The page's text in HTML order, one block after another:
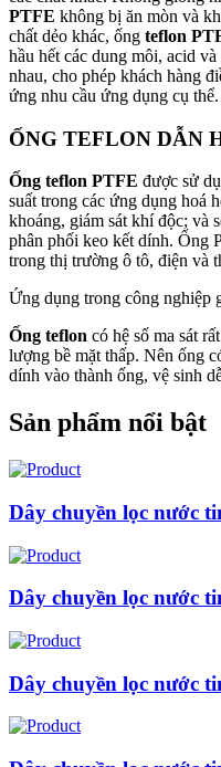
PTFE không bị ăn mòn và
chất dẻo khác, ống teflon
hầu hết các dung môi, acid
nhau, cho phép khách hàng
ứng nhu cầu ứng dụng cụ thể.
ỐNG TEFLON DẪN
Ống teflon PTFE được sử
suất trong các ứng dụng hoá
khoáng, giám sát khí độc; và
phân phối keo kết dính. Ống
trong thị trường ô tô, điện và
Ứng dụng trong công nghiệp
Ống teflon có hệ số ma sát
lượng bề mặt thấp. Nên ống
dính vào thành ống, vệ sinh
Sản phẩm nổi bật
Dây chuyền lọc nước
Dây chuyền lọc nước
Dây chuyền lọc nước